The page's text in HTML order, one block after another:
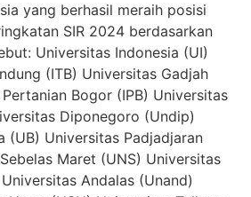
yang berhasil meraih posisi
SIR 2024 berdasarkan
Universitas Indonesia (UI)
(ITB) Universitas Gadjah
Bogor (IPB) Universitas
Diponegoro (Undip)
(UB) Universitas Padjadjaran
Maret (UNS) Universitas
Andalas (Unand)